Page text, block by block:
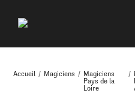
Accueil / Magiciens / Magiciens
Pays de la
Loire
/